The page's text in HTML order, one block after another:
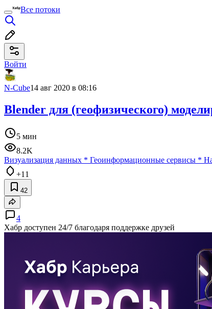
Все потоки
Войти
N-Cube14 авг 2020 в 08:16
Blender для (геофизического)
5 мин
8.2K
Визуализация данных * Геоинформационные сервисы *
+11
42
4
Хабр доступен 24/7 благодаря поддержке друзей